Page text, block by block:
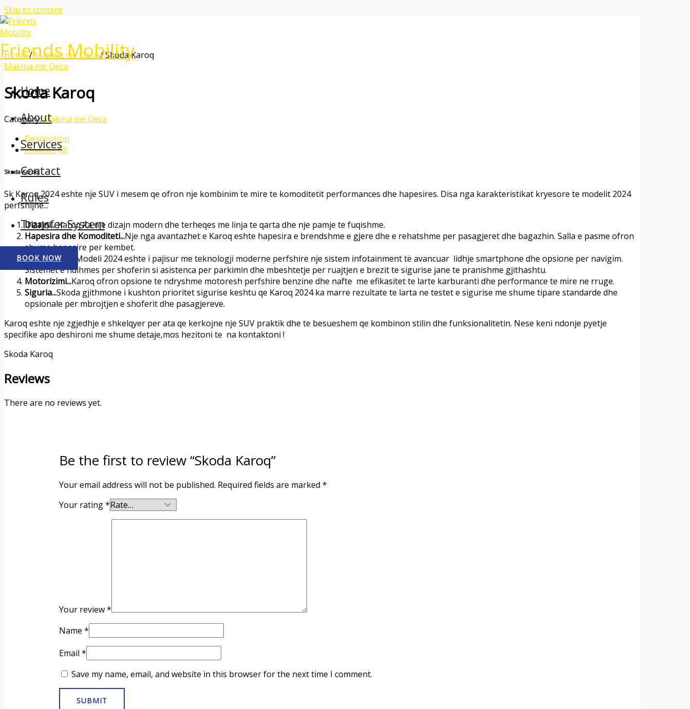
Skip to content
Friends Mobility
Home
About
Services
Contact
Rules
Transfer System
BOOK NOW
Home/Makina me Qera/ Skoda Karoq
Makina me Qera
Skoda Karoq
Category:Makina me Qera
Description
Reviews (0)
Skoda Karoq
Sk Karoq 2024 eshte nje SUV i mesem qe ofron nje kombinim te mire te komoditetit performances dhe hapesires. Disa nga karakteristikat kryesore te modelit 2024
perfshijne...
Dizajni...Karoq ka nje dizajn modern dhe terheqes me linja te qarta dhe nje pamje te fuqishme.
Hapesira dhe Komoditeti...Nje nga avantazhet e Karoq eshte hapesira e brendshme e gjere dhe e rehatshme per pasagjeret dhe bagazhin. Salla e pasme ofron
shume hapesire per kembet.
Teknologjia...
Modeli 2024 eshte i pajisur me teknologji moderne perfshire nje sistem infotainment të avancuar lidhje smartphone dhe opsione per navigim.
Sistemet e ndihmes per shoferin si asistenca per parkimin dhe mbeshtetje per ruajtjen e brezit te sigurise jane te pranishme gjithashtu.
Motorizimi...Karoq ofron opsione te ndryshme motoresh perfshire benzine dhe nafte me efikasitet te larte karburanti dhe performance te mire ne rruge.
Siguria...Skoda gjithmone i kushton prioritet sigurise keshtu qe Karoq 2024 ka marre rezultate te larta ne testet e sigurise me shume tipare standarde dhe
opsionale per mbrojtjen e shoferit dhe pasagjereve.
Karoq eshte nje zgjedhje e shkelqyer per ata qe kerkojne nje SUV praktik dhe te besueshem qe kombinon stilin dhe funksionalitetin. Nese keni ndonje pyetje
specifike apo deshironi me shume detaje,mos hezitoni te na kontaktoni !
Skoda Karoq
Reviews
There are no reviews yet.
Be the first to review “Skoda Karoq”
Your email address will not be published. Required fields are marked *
Your rating*
Your review*
Name *
Email *
Save my name, email, and website in this browser for the next time I comment.